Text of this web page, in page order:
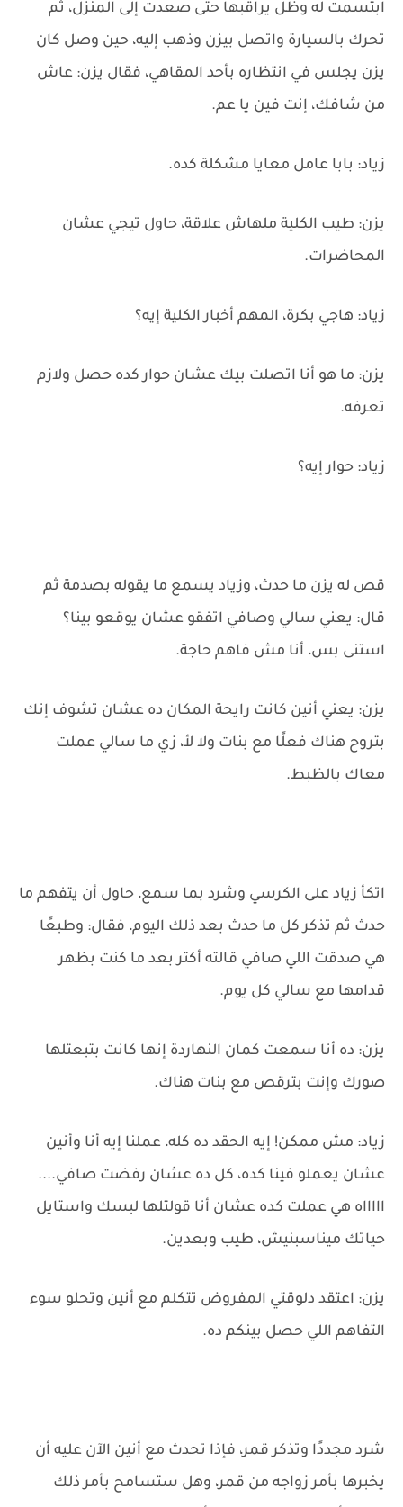
ابتسمت له وظل يراقبها حتى صعدت إلى المنزل، ثم
تحرك بالسيارة واتصل بيزن وذهب إليه، حين وصل كان
يزن يجلس في انتظاره بأحد المقاهي، فقال يزن: عاش
من شافك، إنت فين يا عم.
زياد: بابا عامل معايا مشكلة كده.
يزن: طيب الكلية ملهاش علاقة، حاول تيجي عشان
المحاضرات.
زياد: هاجي بكرة، المهم أخبار الكلية إيه؟
يزن: ما هو أنا اتصلت بيك عشان حوار كده حصل ولازم
تعرفه.
زياد: حوار إيه؟
قص له يزن ما حدث، وزياد يسمع ما يقوله بصدمة ثم
قال: يعني سالي وصافي اتفقو عشان يوقعو بينا؟
استنى بس، أنا مش فاهم حاجة.
يزن: يعني أنين كانت رايحة المكان ده عشان تشوف إنك
بتروح هناك فعلًا مع بنات ولا لأ، زي ما سالي عملت
معاك بالظبط.
اتكأ زياد على الكرسي وشرد بما سمع، حاول أن يتفهم ما
حدث ثم تذكر كل ما حدث بعد ذلك اليوم، فقال: وطبعًا
هي صدقت اللي صافي قالته أكتر بعد ما كنت بظهر
قدامها مع سالي كل يوم.
يزن: ده أنا سمعت كمان النهاردة إنها كانت بتبعتلها
صورك وإنت بترقص مع بنات هناك.
زياد: مش ممكن! إيه الحقد ده كله، عملنا إيه أنا وأنين
عشان يعملو فينا كده، كل ده عشان رفضت صافي....
اااااه هي عملت كده عشان أنا قولتلها لبسك واستايل
حياتك ميناسبنيش، طيب وبعدين.
يزن: اعتقد دلوقتي المفروض تتكلم مع أنين وتحلو سوء
التفاهم اللي حصل بينكم ده.
شرد مجددًا وتذكر قمر، فإذا تحدث مع أنين الآن عليه أن
يخبرها بأمر زواجه من قمر، وهل ستسامح بأمر ذلك